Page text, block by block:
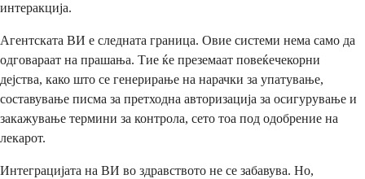
интеракција.
Агентската ВИ е следната граница. Овие системи нема само да
одговараат на прашања. Тие ќе преземаат повеќечекорни
дејства, како што се генерирање на нарачки за упатување,
составување писма за претходна авторизација за осигурување и
закажување термини за контрола, сето тоа под одобрение на
лекарот.
Интеграцијата на ВИ во здравството не се забавува. Но,